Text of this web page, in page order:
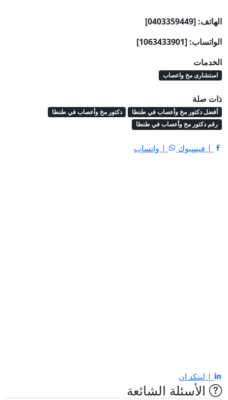
الهاتف: [0403359449]
الواتساب: [1063433901]
الخدمات
استشارى مخ واعصاب
ذات صلة
أفضل دكتور مخ وأعصاب في طنطا
دكتور مخ وأعصاب في طنطا
رقم دكتور مخ وأعصاب في طنطا
| فيسبوك | واتساب
| لينكد ان
الأسئلة الشائعة